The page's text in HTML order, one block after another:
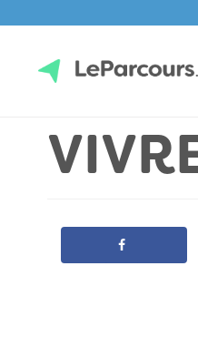
contentLeParcours.net